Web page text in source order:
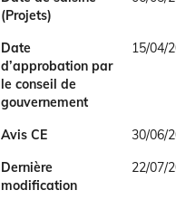
(Projets)
Date
d’approbation par
le conseil de
gouvernement
15/04/
Avis CE
30/06/
Dernière
modification
22/07/